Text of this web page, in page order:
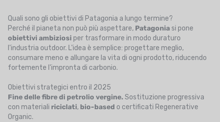
Quali sono gli obiettivi di Patagonia a lungo termine?
Perché il pianeta non può più aspettare, Patagoniasi pone
obiettivi ambiziosi per trasformare in modo duraturo
l'industria outdoor. L'idea è semplice: progettare meglio,
consumare meno e allungare la vita di ogni prodotto, riducendo
fortemente l'impronta di carbonio.
Obiettivi strategici entro il 2025
Fine delle fibre di petrolio vergine. Sostituzione progressiva
con materiali riciclati, bio-based o certificati Regenerative
Organic.